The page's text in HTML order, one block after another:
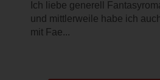
Ich liebe generell
und mittlerweile habe ich
mit Fae...